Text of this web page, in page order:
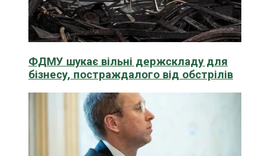
ФДМУ шукає вільні держскладу для
бізнесу, постраждалого від обстрілів